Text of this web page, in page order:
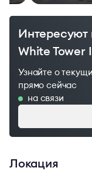
Интересуют
White Tower
Узнайте о
прямо сейчас
на связи
Локация